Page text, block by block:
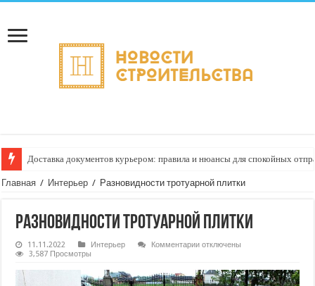
Доставка документов курьером: правила и нюансы для спокойных
Главная / Интерьер / Разновидности тротуарной плитки
Разновидности тротуарной плитки
11.11.2022 Интерьер Комментариик
тротуарной
плитки
отключены
3,587 Просмотры